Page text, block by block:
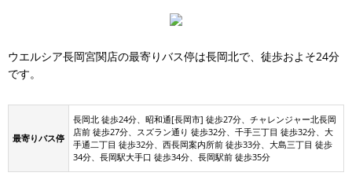
ウエルシア長岡宮関店の最寄りバス停は長岡北で、徒歩およそ24分
です。
最寄りバス停
長岡北 徒歩24分、昭和通[長岡市] 徒歩27分、チャレンジャー北長岡
店前 徒歩27分、スズラン通り 徒歩32分、千手三丁目 徒歩32分、大
手通二丁目 徒歩32分、西長岡案内所前 徒歩33分、大島三丁目 徒歩
34分、長岡駅大手口 徒歩34分、長岡駅前 徒歩35分